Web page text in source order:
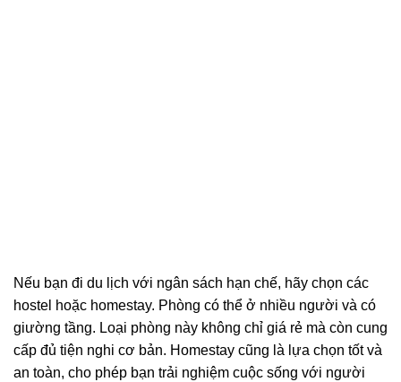
Nếu bạn đi du lịch với ngân sách hạn chế, hãy chọn các
hostel hoặc homestay. Phòng có thể ở nhiều người và có
giường tầng. Loại phòng này không chỉ giá rẻ mà còn cung
cấp đủ tiện nghi cơ bản. Homestay cũng là lựa chọn tốt và
an toàn, cho phép bạn trải nghiệm cuộc sống với người